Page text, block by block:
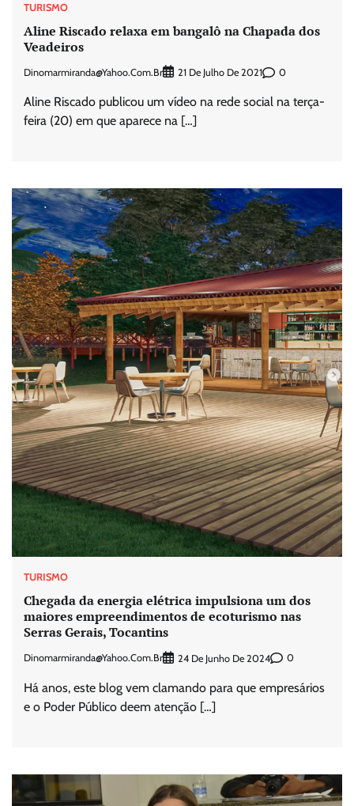
TURISMO
Aline Riscado relaxa em bangalô na Chapada dos
Veadeiros
Dinomarmiranda@yahoo.com.br 21 De Julho De 2021 0
Aline Riscado publicou um vídeo na rede social na terça-
feira (20) em que aparece na […]
TURISMO
Chegada da energia elétrica impulsiona um dos
maiores empreendimentos de ecoturismo nas
Serras Gerais, Tocantins
Dinomarmiranda@yahoo.com.br 24 De Junho De 2024 0
Há anos, este blog vem clamando para que empresários
e o Poder Público deem atenção […]